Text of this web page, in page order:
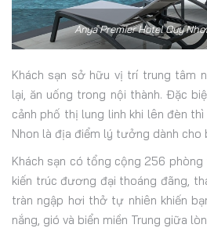
Anya Premier Hotel Quy
Khách sạn sở hữu vị trí trung tâm
lại, ăn uống trong nội thành. Đặc
cảnh phố thị lung linh khi lên đèn
Nhon là địa điểm lý tưởng dành cho
Khách sạn có tổng cộng 256
kiến trúc đương đại thoáng đãng,
tràn ngập hơi thở tự nhiên khiến
nắng, gió và biển miền Trung giữa